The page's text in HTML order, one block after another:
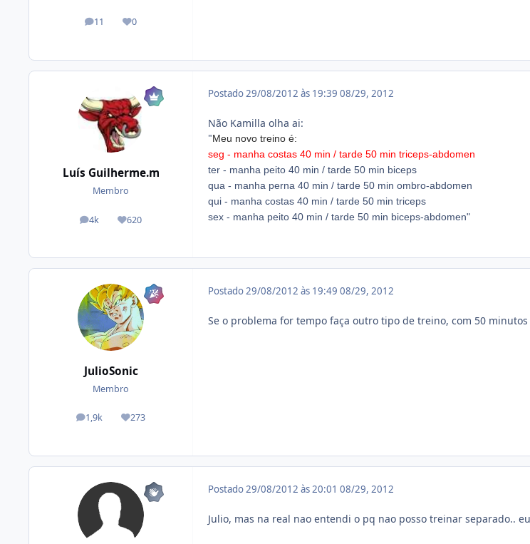
11
posts 0
Reputação
Luís Guilherme.m
Membro
4k
posts 620
Reputação
Postado 29/08/2012 às 19:39 08/29, 2012
Não Kamilla olha ai:
"Meu novo treino é:
seg - manha costas 40 min / tarde 50 min triceps-abdomen
ter - manha peito 40 min / tarde 50 min biceps
qua - manha perna 40 min / tarde 50 min ombro-abdomen
qui - manha costas 40 min / tarde 50 min triceps
sex - manha peito 40 min / tarde 50 min biceps-abdomen"
JulioSonic
Membro
1,9k
posts 273
Reputação
Postado29/08/2012 às 19:49 08/29, 2012
Se o problema for tempo faça outro tipo de treino, com 50
Postado29/08/2012 às 20:01 08/29, 2012
Julio, mas na real nao entendi o pq nao posso treinar separado..